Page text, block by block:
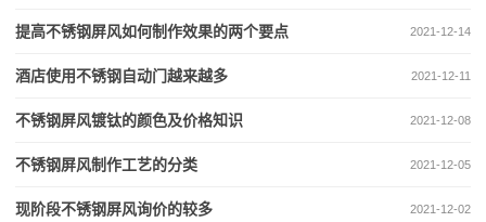
2021-12-14
提高不锈钢屏风如何制作效果的两个要点
2021-12-11
酒店使用不锈钢自动门越来越多
2021-12-08
不锈钢屏风镀钛的颜色及价格知识
2021-12-05
不锈钢屏风制作工艺的分类
2021-12-02
现阶段不锈钢屏风询价的较多